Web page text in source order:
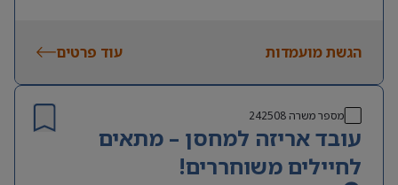
הגשת מועמדות
עוד פרטים
מספר משרה242508
עובד אריזה למחסן – מתאים
לחיילים משוחררים!